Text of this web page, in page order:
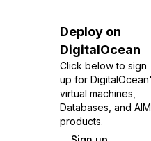
Deploy on
DigitalOcean
Click below to sign
up for
virtual machines,
Databases, and
products.